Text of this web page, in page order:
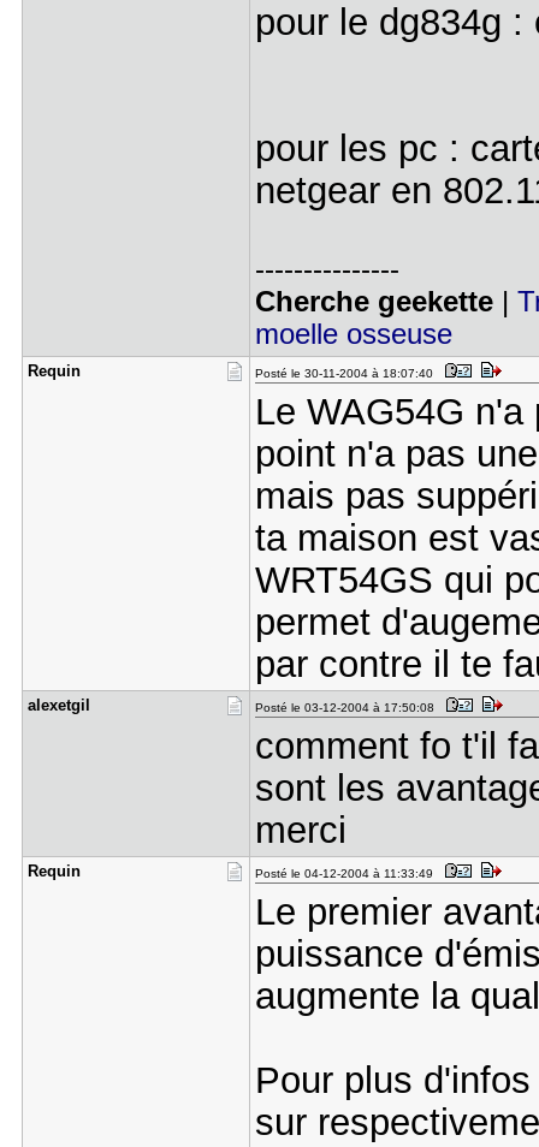
pour le dg834g
pour les pc :
netgear en
---------------
Cherche geekette|
moelle osseuse
Requin Posté le 30-11-2004 à 18:07:40
Le WAG54G
point n'a pas
mais pas
ta maison est
WRT54GS qui
permet
par contre il te
alexetgil Posté le 03-12-2004 à 17:50:08
comment fo t'il
sont les
merci
Requin Posté le 04-12-2004 à 11:33:49
Le premier
puissance
augmente la
Pour plus
sur